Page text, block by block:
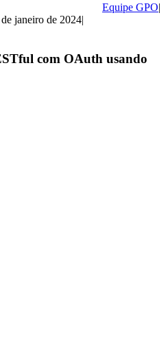
Equipe GPO
janeiro de 2024
com OAuth usando